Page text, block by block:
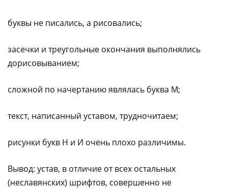
буквы не писались, а рисовались;
засечки и треугольные окончания выполнялись
дорисовыванием;
сложной по начертанию являлась буква М;
текст, написанный уставом, трудночитаем;
рисунки букв Н и И очень плохо различимы.
Вывод: устав, в отличие от всех остальных
(неславянских) шрифтов, совершенно не